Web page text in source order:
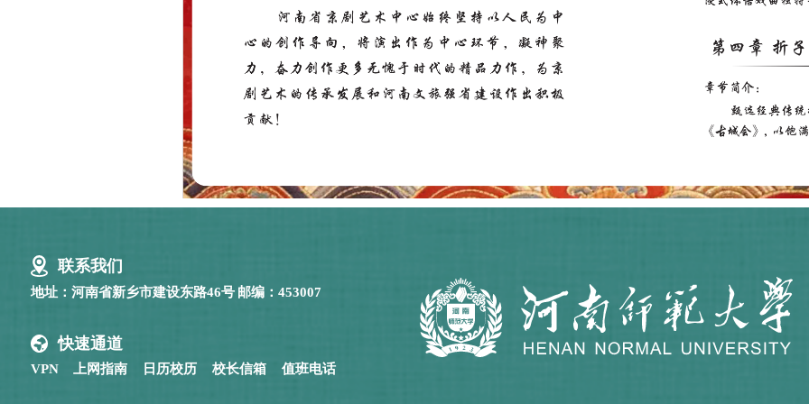
联系我们
地址：河南省新乡市建设东路46号 邮编：453007
快速通道
VPN 上网指南 日历校历 校长信箱 值班电话